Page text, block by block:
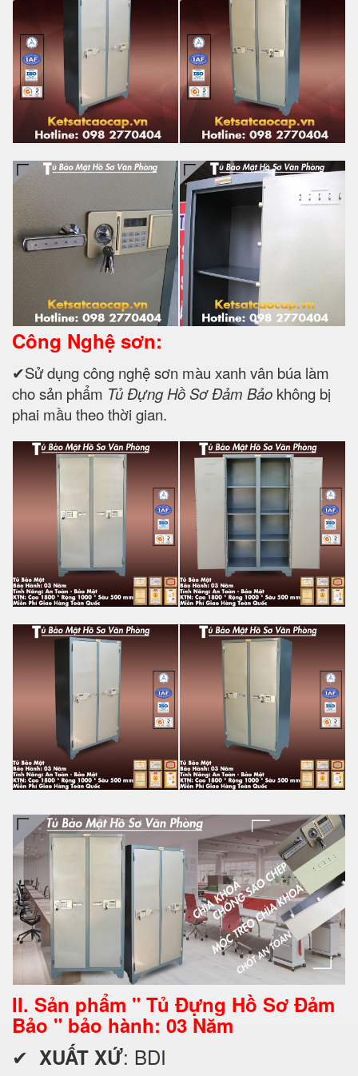
Công Nghệ sơn:
✔Sử dụng công nghệ sơn màu xanh vân búa làm
cho sản phẩm Tủ Đựng Hồ Sơ Đảm Bảo không bị
phai mầu theo thời gian.
II. Sản phẩm " Tủ Đựng Hồ Sơ Đảm
Bảo " bảo hành: 03 Năm
✔ XUẤT XỨ: BDI